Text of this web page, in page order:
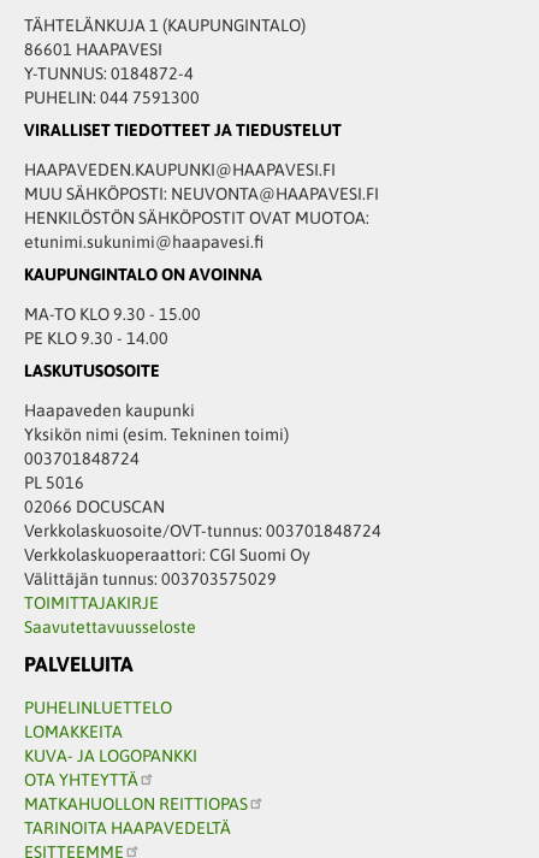
TÄHTELÄNKUJA 1 (KAUPUNGINTALO)
86601 HAAPAVESI
Y-TUNNUS: 0184872-4
PUHELIN: 044 7591300
VIRALLISET TIEDOTTEET JA TIEDUSTELUT
HAAPAVEDEN.KAUPUNKI@HAAPAVESI.FI
MUU SÄHKÖPOSTI: NEUVONTA@HAAPAVESI.FI
HENKILÖSTÖN SÄHKÖPOSTIT OVAT MUOTOA:
etunimi.sukunimi@haapavesi.fi
KAUPUNGINTALO ON AVOINNA
MA-TO KLO 9.30 - 15.00
PE KLO 9.30 - 14.00
LASKUTUSOSOITE
Haapaveden kaupunki
Yksikön nimi (esim. Tekninen toimi)
003701848724
PL 5016
02066 DOCUSCAN
Verkkolaskuosoite/OVT-tunnus: 003701848724
Verkkolaskuoperaattori: CGI Suomi Oy
Välittäjän tunnus: 003703575029
TOIMITTAJAKIRJE
Saavutettavuusseloste
PALVELUITA
PUHELINLUETTELO
LOMAKKEITA
KUVA- JA LOGOPANKKI
OTA YHTEYTTÄ
MATKAHUOLLON REITTIOPAS
TARINOITA HAAPAVEDELTÄ
ESITTEEMME